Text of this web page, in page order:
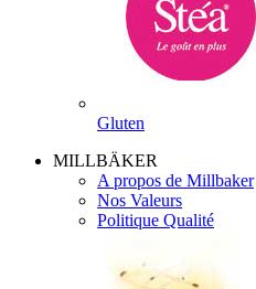
Gluten
MILLBÄKER
A propos de Millbaker
Nos Valeurs
Politique Qualité